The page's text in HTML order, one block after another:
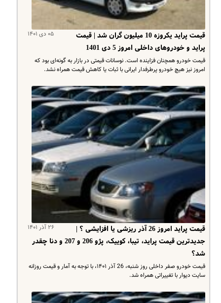
۰۵ دی ۱۴۰۱
قیمت پراید یکروزه 10 میلیون گران شد | قیمت
پراید و خودروهای داخلی امروز 5 دی 1401
قیمت خودرو همچنان فزاینده است. نوسانات قیمتی در بازار به گونه‌ای بود که
امروز نیز هیچ خودرو پرطرفدار ایرانی با ثبات یا کاهش قیمت همراه نشد.
۲۶ آذر ۱۴۰۱
قیمت پراید امروز 26 آذر ریزشی یا افزایشی ؟ |
جدیدترین قیمت پراید، تیبا، کوییک، پژو 206 و 207 و دنا چقدر
شد؟
قیمت خودرو صفر داخلی روز شنبه، 26 آذر ۱۴۰۱، با توجه به آمار و قیمت روزانه
سایت دیوار با تغییراتی همراه شد.